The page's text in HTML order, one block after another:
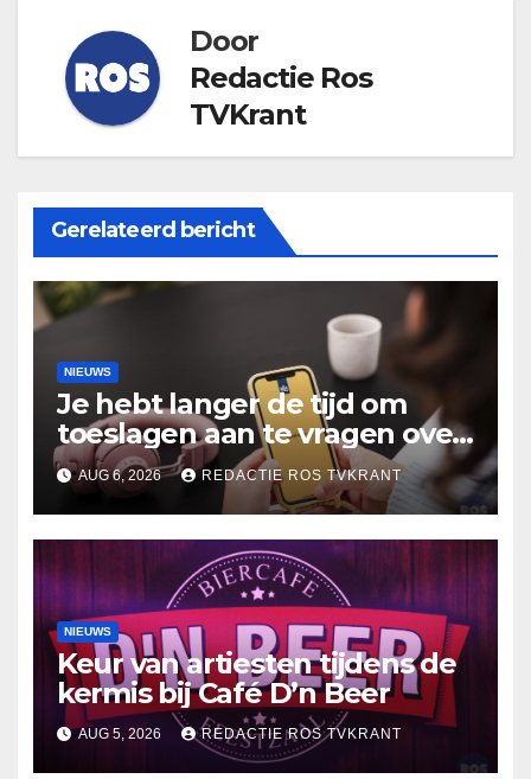
Door
Redactie Ros
TVKrant
Gerelateerd bericht
NIEUWS
Je hebt langer de tijd om
toeslagen aan te vragen over
2025
AUG 6, 2026 REDACTIE ROS TVKRANT
NIEUWS
Keur van artiesten tijdens de
kermis bij Café D’n Beer
AUG 5, 2026 REDACTIE ROS TVKRANT